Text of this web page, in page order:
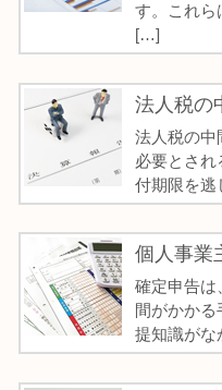
す。これら
[…]
法人税の
法人税の中
必要とされ
付期限を
個人事業
確定申告は
間がかかる
提知識が